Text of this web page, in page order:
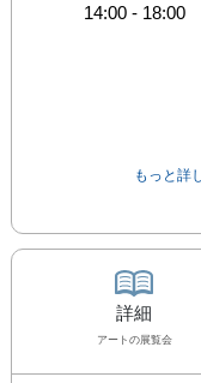
14:00- 18:00
もっと詳
詳細
アート の展覧会